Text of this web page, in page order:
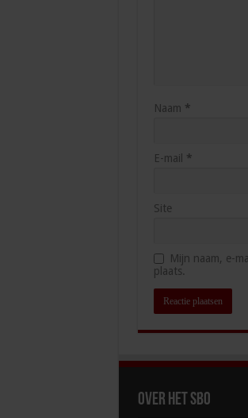
Naam *
E-mail *
Site
Mijn naam, e-
plaats.
Over het SBO